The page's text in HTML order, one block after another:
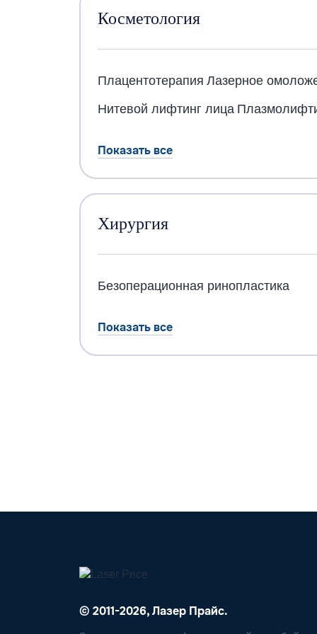
Косметология
Плацентотерапия Лазерное
Нитевой лифтинг лица
Показать все
Хирургия
Безоперационная ринопластика
Показать все
© 2011-2026, Лазер Прайс.